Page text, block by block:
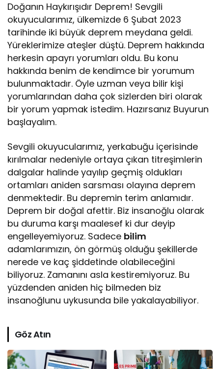
Doğanın Haykırışıdır Deprem! Sevgili
okuyucularımız, ülkemizde 6 Şubat 2023
tarihinde iki büyük deprem meydana geldi.
Yüreklerimize ateşler düştü. Deprem hakkında
herkesin apayrı yorumları oldu. Bu konu
hakkında benim de kendimce bir yorumum
bulunmaktadır. Öyle uzman veya bilir kişi
yorumlarından daha çok sizlerden biri olarak
bir yorum yapmak istedim. Hazırsanız Buyurun
başlayalım.
Sevgili okuyucularımız, yerkabuğu içerisinde
kırılmalar nedeniyle ortaya çıkan titreşimlerin
dalgalar halinde yayılıp geçmiş oldukları
ortamları aniden sarsması olayına deprem
denmektedir. Bu depremin terim anlamıdır.
Deprem bir doğal afettir. Biz insanoğlu olarak
bu duruma karşı maalesef ki dur deyip
engelleyemiyoruz. Sadece bilim
adamlarımızın, ön görmüş olduğu şekillerde
nerede ve kaç şiddetinde olabileceğini
biliyoruz. Zamanını asla kestiremiyoruz. Bu
yüzdenden aniden hiç bilmeden biz
insanoğlunu uykusunda bile yakalayabiliyor.
Göz Atın